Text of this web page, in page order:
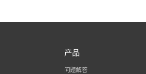
产品
问题解答